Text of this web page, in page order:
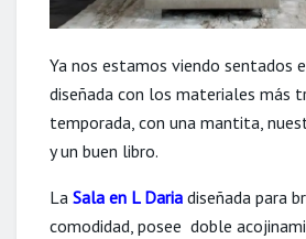
Ya nos estamos viendo sentados
diseñada con los materiales más
temporada, con una mantita,
y un buen libro.
La Sala en L Daria diseñada para
comodidad, posee doble